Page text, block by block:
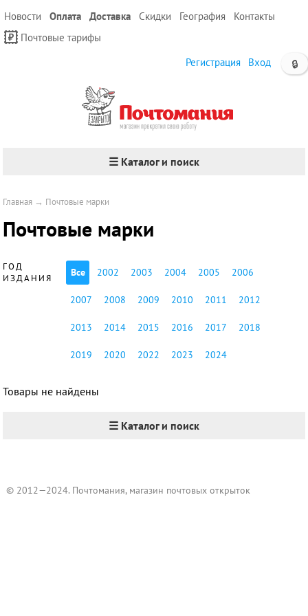
Новости Оплата Доставка Скидки География
Контакты
Почтовые тарифы
🔒
Регистрация Вход
☰ Каталог и поиск
Главная → Почтовые марки
Почтовые марки
ГОД
ИЗДАНИЯ
Все 2002 2003 2004 2005 2006
2007 2008 2009 2010 2011 2012
2013 2014 2015 2016 2017 2018
2019 2020 2022 2023 2024
Товары не найдены
☰ Каталог и поиск
© 2012—2024. Почтомания, магазин почтовых открыток